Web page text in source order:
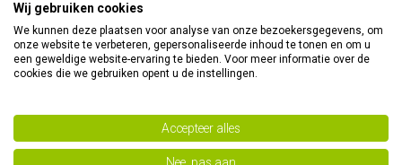
Wij gebruiken cookies
We kunnen deze plaatsen voor analyse van onze bezoekersgegevens, om
onze website te verbeteren, gepersonaliseerde inhoud te tonen en om u
een geweldige website-ervaring te bieden. Voor meer informatie over de
cookies die we gebruiken opent u de instellingen.
Accepteer alles